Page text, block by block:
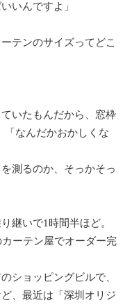
いんですよ」
テンのサイズってどこ
いたもんだから、窓枠
「なんだかおかしくな
測るのか、そっかそっ
継いで1時間半ほど。
ーテン屋でオーダー完
ショッピングビルで、
、最近は「深圳オリジ